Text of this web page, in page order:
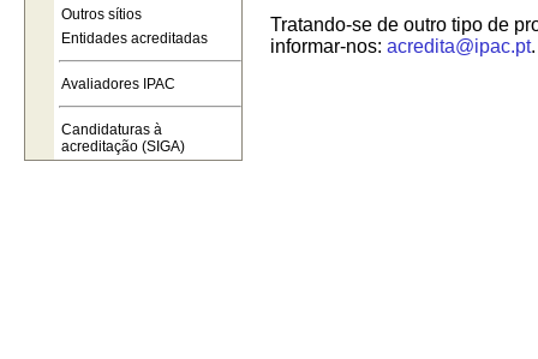
Tratando-se de outro tipo de
informar-nos: acredita@ipac.pt.
Outros sítios
Entidades acreditadas
Avaliadores IPAC
Candidaturas à
acreditação (SIGA)